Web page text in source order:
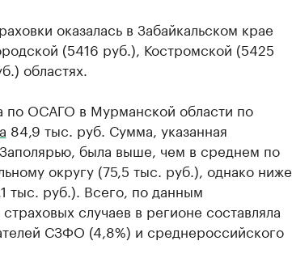
оказалась в Забайкальском крае
(5416 руб.), Костромской (5425
областях.
по ОСАГО в Мурманской области по
84,9 тыс. руб. Сумма, указанная
была выше, чем в среднем по
округу (75,5 тыс. руб.), однако ниже,
тыс. руб.). Всего, по данным
случаев в регионе составляла
СЗФО (4,8%) и среднероссийского